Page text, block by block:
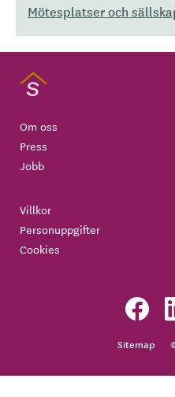
Mötesplatser och
Om oss
Press
Jobb
Villkor
Personuppgifter
Cookies
Sitemap